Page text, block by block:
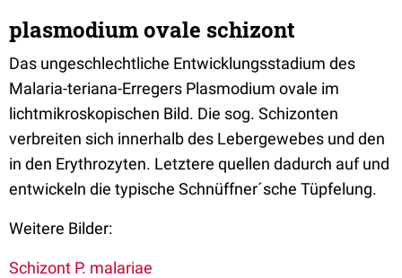
plasmodium ovale schizont
Das ungeschlechtliche Entwicklungsstadium des
Malaria-teriana-Erregers Plasmodium ovale im
lichtmikroskopischen Bild. Die sog. Schizonten
verbreiten sich innerhalb des Lebergewebes und den
in den Erythrozyten. Letztere quellen dadurch auf und
entwickeln die typische Schnüffner´sche Tüpfelung.
Weitere Bilder:
Schizont P. malariae